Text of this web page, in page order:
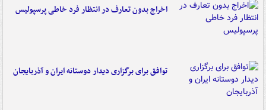
اخراج بدون تعارف در انتظار فرد خاطی پرسپولیس
توافق برای برگزاری دیدار دوستانه ایران و آذربایجان